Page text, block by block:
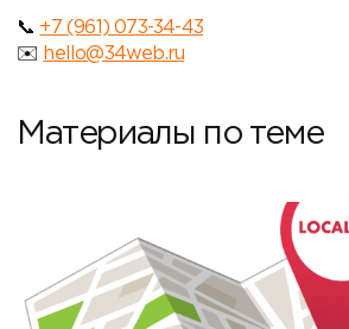
+7 (961) 073-34-43
hello@34web.ru
Материалы по теме